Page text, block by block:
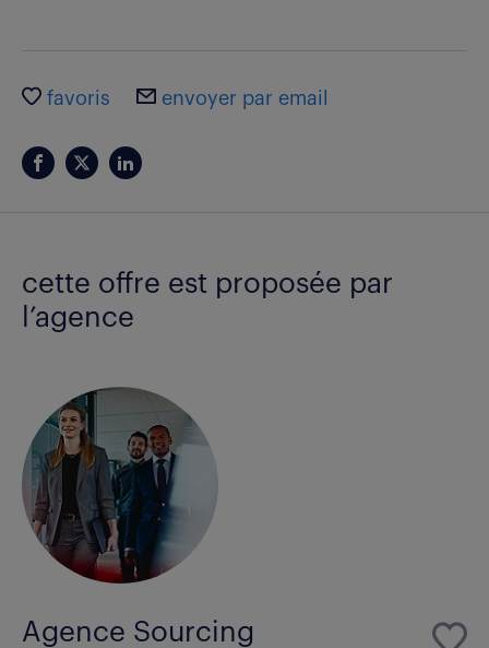
favoris envoyer par email
cette offre est proposée par
l’agence
Agence Sourcing